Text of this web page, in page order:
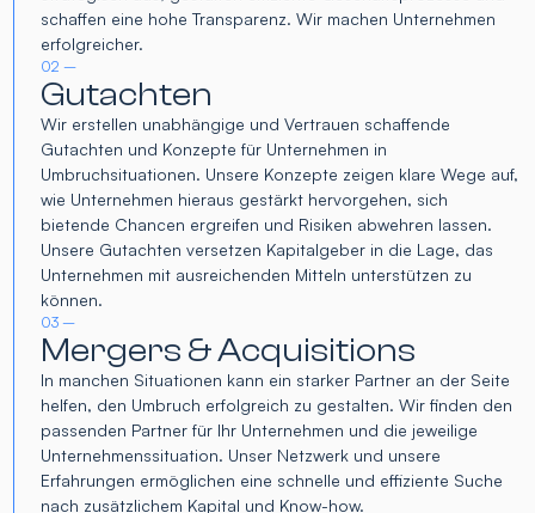
schaffen eine hohe Transparenz. Wir machen Unternehmen
erfolgreicher.
02 –
Gutachten
Wir erstellen unabhängige und Vertrauen schaffende
Gutachten und Konzepte für Unternehmen in
Umbruchsituationen. Unsere Konzepte zeigen klare Wege auf,
wie Unternehmen hieraus gestärkt hervorgehen, sich
bietende Chancen ergreifen und Risiken abwehren lassen.
Unsere Gutachten versetzen Kapitalgeber in die Lage, das
Unternehmen mit ausreichenden Mitteln unterstützen zu
können.
03 –
Mergers & Acquisitions
In manchen Situationen kann ein starker Partner an der Seite
helfen, den Umbruch erfolgreich zu gestalten. Wir finden den
passenden Partner für Ihr Unternehmen und die jeweilige
Unternehmenssituation. Unser Netzwerk und unsere
Erfahrungen ermöglichen eine schnelle und effiziente Suche
nach zusätzlichem Kapital und Know-how.